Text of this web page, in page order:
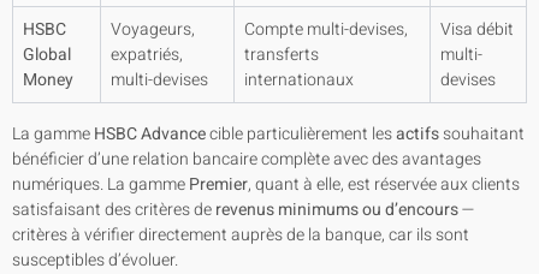
HSBC
Global
Money
Voyageurs,
expatriés,
multi-devises
Compte multi-devises,
transferts
internationaux
Visa débit
multi-
devises
La gammeHSBC Advancecible particulièrement lesactifssouhaitant
bénéficier d’une relation bancaire complète avec des avantages
numériques. La gammePremier, quant à elle, est réservée aux clients
satisfaisant des critères derevenus minimums ou d’encours—
critères à vérifier directement auprès de la banque, car ils sont
susceptibles d’évoluer.